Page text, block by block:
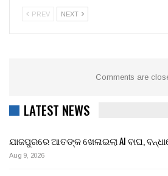
PREV NEXT
Comments are
LATEST NEWS
ଯାଜପୁରରେ ଆତଙ୍କ ଖେଳାଇଲା AI ବାଘ,
Aug 9, 2026